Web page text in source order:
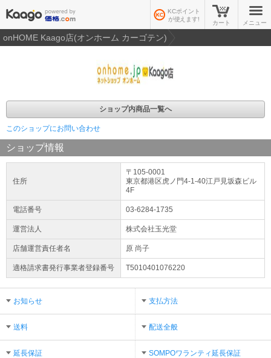
KCポイント
が使えます!
カート メニュー
onHOME Kaago店(オンホーム カーゴテン)
ショップ内商品一覧へ
このショップにお問い合わせ
ショップ情報
住所
〒105-0001
東京都港区虎ノ門4-1-40江戸見坂森ビル
4F
電話番号 03-6284-1735
運営法人 株式会社玉光堂
店舗運営責任者名 原 尚子
適格請求書発行事業者登録番号 T5010401076220
お知らせ 支払方法
送料 配送全般
延長保証 SOMPOワランティ延長保証